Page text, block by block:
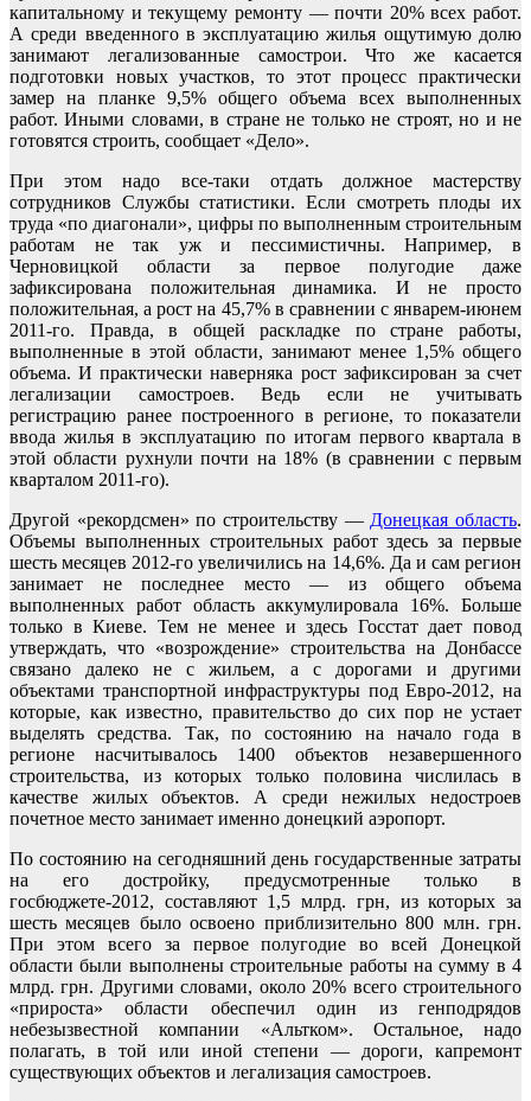
капитальному и текущему ремонту — почти 20% всех работ.
А среди введенного в эксплуатацию жилья ощутимую долю
занимают легализованные самострои. Что же касается
подготовки новых участков, то этот процесс практически
замер на планке 9,5% общего объема всех выполненных
работ. Иными словами, в стране не только не строят, но и не
готовятся строить, сообщает «Дело».
При этом надо все-таки отдать должное мастерству
сотрудников Службы статистики. Если смотреть плоды их
труда «по диагонали», цифры по выполненным строительным
работам не так уж и пессимистичны. Например, в
Черновицкой области за первое полугодие даже
зафиксирована положительная динамика. И не просто
положительная, а рост на 45,7% в сравнении с январем-июнем
2011-го. Правда, в общей раскладке по стране работы,
выполненные в этой области, занимают менее 1,5% общего
объема. И практически наверняка рост зафиксирован за счет
легализации самостроев. Ведь если не учитывать
регистрацию ранее построенного в регионе, то показатели
ввода жилья в эксплуатацию по итогам первого квартала в
этой области рухнули почти на 18% (в сравнении с первым
кварталом 2011-го).
Другой «рекордсмен» по строительству — Донецкая область.
Объемы выполненных строительных работ здесь за первые
шесть месяцев 2012-го увеличились на 14,6%. Да и сам регион
занимает не последнее место — из общего объема
выполненных работ область аккумулировала 16%. Больше
только в Киеве. Тем не менее и здесь Госстат дает повод
утверждать, что «возрождение» строительства на Донбассе
связано далеко не с жильем, а с дорогами и другими
объектами транспортной инфраструктуры под Евро-2012, на
которые, как известно, правительство до сих пор не устает
выделять средства. Так, по состоянию на начало года в
регионе насчитывалось 1400 объектов незавершенного
строительства, из которых только половина числилась в
качестве жилых объектов. А среди нежилых недостроев
почетное место занимает именно донецкий аэропорт.
По состоянию на сегодняшний день государственные затраты
на его достройку, предусмотренные только в
госбюджете-2012, составляют 1,5 млрд. грн, из которых за
шесть месяцев было освоено приблизительно 800 млн. грн.
При этом всего за первое полугодие во всей Донецкой
области были выполнены строительные работы на сумму в 4
млрд. грн. Другими словами, около 20% всего строительного
«прироста» области обеспечил один из генподрядов
небезызвестной компании «Альтком». Остальное, надо
полагать, в той или иной степени — дороги, капремонт
существующих объектов и легализация самостроев.